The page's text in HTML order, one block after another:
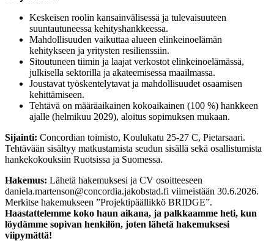
Keskeisen roolin kansainvälisessä ja tulevaisuuteen
suuntautuneessa kehityshankkeessa.
Mahdollisuuden vaikuttaa alueen elinkeinoelämän
kehitykseen ja yritysten resilienssiin.
Sitoutuneen tiimin ja laajat verkostot elinkeinoelämässä,
julkisella sektorilla ja akateemisessa maailmassa.
Joustavat työskentelytavat ja mahdollisuudet osaamisen
kehittämiseen.
Tehtävä on määräaikainen kokoaikainen (100 %) hankkeen
ajalle (helmikuu 2029), aloitus sopimuksen mukaan.
Sijainti: Concordian toimisto, Koulukatu 25-27 C, Pietarsaari.
Tehtävään sisältyy matkustamista seudun sisällä sekä osallistumista
hankekokouksiin Ruotsissa ja Suomessa.
Hakemus: Lähetä hakemuksesi ja CV osoitteeseen
daniela.martenson@concordia.jakobstad.fi viimeistään 30.6.2026.
Merkitse hakemukseen ”Projektipäällikkö BRIDGE”.
Haastattelemme koko haun aikana, ja palkkaamme heti, kun
löydämme sopivan henkilön, joten lähetä hakemuksesi
viipymättä!